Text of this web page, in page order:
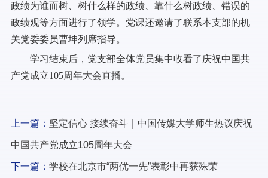
政绩为谁而树、树什么样的政绩、靠什么树政绩、错误的
政绩观等方面进行了领学。党课还邀请了联系本支部的机
关党委委员曹坤列席指导。
学习结束后，党支部全体党员集中收看了庆祝中国共
产党成立105周年大会直播。
上一篇： 坚定信心 接续奋斗｜中国传媒大学师生热议庆祝
中国共产党成立105周年大会
下一篇： 学校在北京市“两优一先”表彰中再获殊荣